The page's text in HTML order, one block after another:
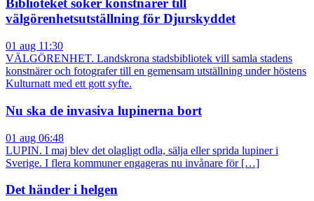
Biblioteket söker konstnärer till
välgörenhetsutställning för Djurskyddet
01 aug 11:30
VÄLGÖRENHET. Landskrona stadsbibliotek vill samla stadens
konstnärer och fotografer till en gemensam utställning under höstens
Kulturnatt med ett gott syfte.
Nu ska de invasiva lupinerna bort
01 aug 06:48
LUPIN. I maj blev det olagligt odla, sälja eller sprida lupiner i
Sverige. I flera kommuner engageras nu invånare för […]
Det händer i helgen